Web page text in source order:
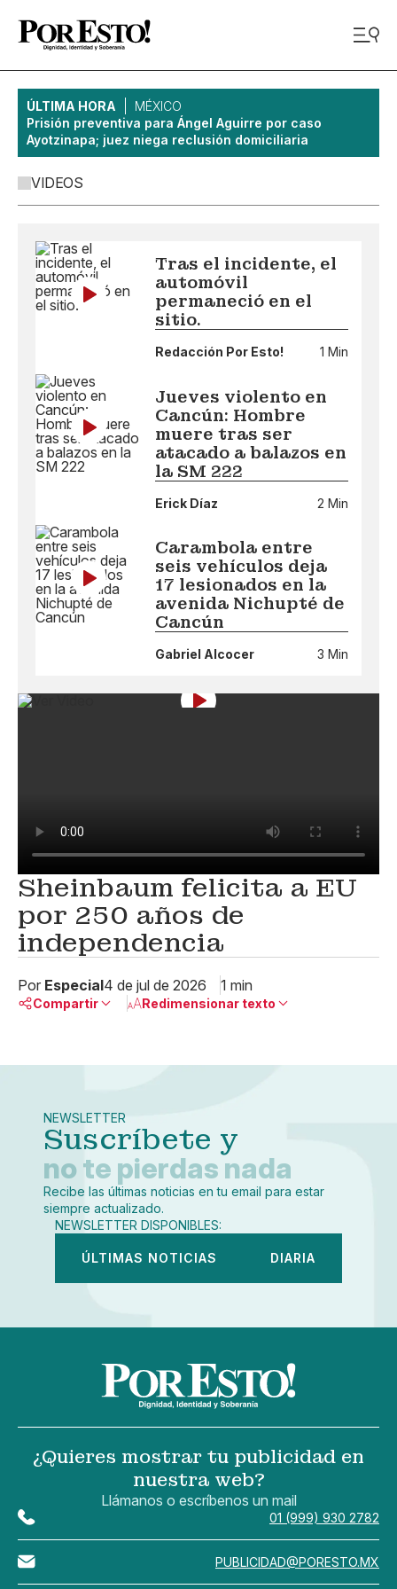
ÚLTIMA HORA
MÉXICO
Prisión preventiva para Ángel Aguirre por caso
Ayotzinapa; juez niega reclusión domiciliaria
VIDEOS
Tras el incidente, el
automóvil
permaneció en el
sitio.
Redacción Por Esto! 1 Min
Jueves violento en
Cancún: Hombre
muere tras ser
atacado a balazos en
la SM 222
Erick Díaz 2 Min
Carambola entre
seis vehículos deja
17 lesionados en la
avenida Nichupté de
Cancún
Gabriel Alcocer 3 Min
Sheinbaum felicita a EU
por 250 años de
independencia
Por Especial4 de jul de 2026 1 min
Compartir
Copiar enlace
Redimensionar texto
NEWSLETTER
Suscríbete y
no te pierdas nada
Recibe las últimas noticias en tu email para estar
siempre actualizado.
NEWSLETTER DISPONIBLES:
ÚLTIMAS NOTICIAS DIARIA
¿Quieres mostrar tu publicidad en
nuestra web?
Llámanos o escríbenos un mail
01 (999) 930 2782
PUBLICIDAD@PORESTO.MX